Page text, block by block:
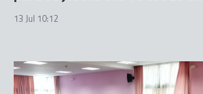
13 Jul 10:12